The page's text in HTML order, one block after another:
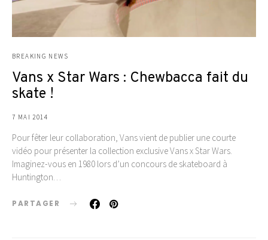
BREAKING NEWS
Vans x Star Wars : Chewbacca fait du
skate !
7 MAI 2014
Pour fêter leur collaboration, Vans vient de publier une courte
vidéo pour présenter la collection exclusive Vans x Star Wars.
Imaginez-vous en 1980 lors d’un concours de skateboard à
Huntington…
PARTAGER